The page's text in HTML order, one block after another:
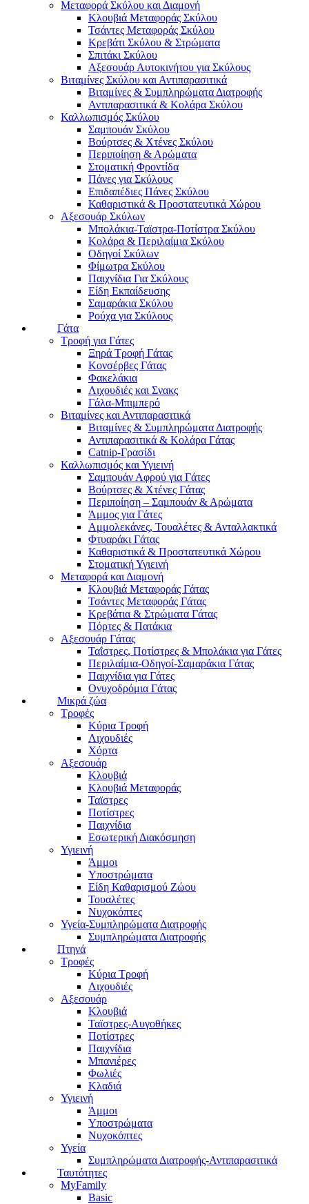
Μεταφορά Σκύλου και Διαμονή
Κλουβιά Μεταφοράς Σκύλου
Τσάντες Μεταφοράς Σκύλου
Κρεβάτι Σκύλου & Στρώματα
Σπιτάκι Σκύλου
Αξεσουάρ Αυτοκινήτου για Σκύλους
Βιταμίνες Σκύλου και Αντιπαρασιτικά
Βιταμίνες & Συμπληρώματα Διατροφής
Αντιπαρασιτικά & Κολάρα Σκύλου
Καλλωπισμός Σκύλου
Σαμπουάν Σκύλου
Βούρτσες & Χτένες Σκύλου
Περιποίηση & Αρώματα
Στοματική Φροντίδα
Πάνες για Σκύλους
Επιδαπέδιες Πάνες Σκύλου
Καθαριστικά & Προστατευτικά Χώρου
Αξεσουάρ Σκύλων
Μπολάκια-Ταϊστρα-Ποτίστρα Σκύλου
Κολάρα & Περιλαίμια Σκύλου
Οδηγοί Σκύλων
Φίμωτρα Σκύλου
Παιχνίδια Για Σκύλους
Είδη Εκπαίδευσης
Σαμαράκια Σκύλου
Ρούχα για Σκύλους
Γάτα
Τροφή για Γάτες
Ξηρά Τροφή Γάτας
Κονσέρβες Γάτας
Φακελάκια
Λιχουδιές και Σνακς
Γάλα-Μπιμπερό
Βιταμίνες και Αντιπαρασιτικά
Βιταμίνες & Συμπληρώματα Διατροφής
Αντιπαρασιτικά & Κολάρα Γάτας
Catnip-Γρασίδι
Καλλωπισμός και Υγιεινή
Σαμπουάν Αφρού για Γάτες
Βούρτσες & Χτένες Γάτας
Περιποίηση – Σαμπουάν & Αρώματα
Άμμος για Γάτες
Αμμολεκάνες, Τουαλέτες & Ανταλλακτικά
Φτυαράκι Γάτας
Καθαριστικά & Προστατευτικά Χώρου
Στοματική Υγιεινή
Μεταφορά και Διαμονή
Κλουβιά Μεταφοράς Γάτας
Τσάντες Μεταφοράς Γάτας
Κρεβάτια & Στρώματα Γάτας
Πόρτες & Πατάκια
Αξεσουάρ Γάτας
Ταΐστρες, Ποτίστρες & Μπολάκια για Γάτες
Περιλαίμια-Οδηγοί-Σαμαράκια Γάτας
Παιχνίδια για Γάτες
Ονυχοδρόμια Γάτας
Μικρά ζώα
Τροφές
Κύρια Τροφή
Λιχουδιές
Χόρτα
Αξεσουάρ
Κλουβιά
Κλουβιά Μεταφοράς
Ταϊστρες
Ποτίστρες
Παιχνίδια
Εσωτερική Διακόσμηση
Υγιεινή
Άμμοι
Υποστρώματα
Είδη Καθαρισμού Ζώου
Τουαλέτες
Νυχοκόπτες
Υγεία-Συμπληρώματα Διατροφής
Συμπληρώματα Διατροφής
Πτηνά
Τροφές
Κύρια Τροφή
Λιχουδιές
Αξεσουάρ
Κλουβιά
Ταϊστρες-Αυγοθήκες
Ποτίστρες
Παιχνίδια
Μπανιέρες
Φωλιές
Κλαδιά
Υγιεινή
Άμμοι
Υποστρώματα
Νυχοκόπτες
Υγεία
Συμπληρώματα Διατροφής-Αντιπαρασιτικά
Ταυτότητες
MyFamily
Basic